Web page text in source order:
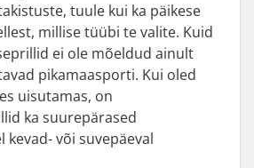
tuule kui ka päikese
millise tüübi te valite. Kuid
ei ole mõeldud ainult
pikamaasporti. Kui oled
uisutamas, on
ka suurepärased
kevad- või suvepäeval